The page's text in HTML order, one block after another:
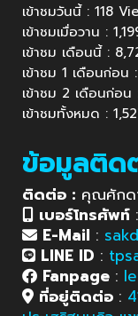
เข้าชมวันนี้ : 118
เข้าชมเมื่อวาน :
เข้าชม เดือนนี้ :
เข้าชม 1 เดือนก่อน
เข้าชม 2 เดือนก่อ
เข้าชมทั้งหมด :
ข้อมูลติด
ติดต่อ : คุณศักด
เบอร์โทรศัพท์ :
E-Mail :
LINE ID :
Fanpage :
ที่อยู่ติดต่อ :